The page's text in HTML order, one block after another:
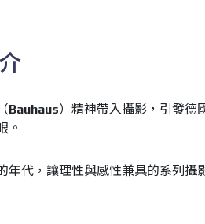
Bauhaus）精神帶入攝影，引發德
年代，讓理性與感性兼具的系列